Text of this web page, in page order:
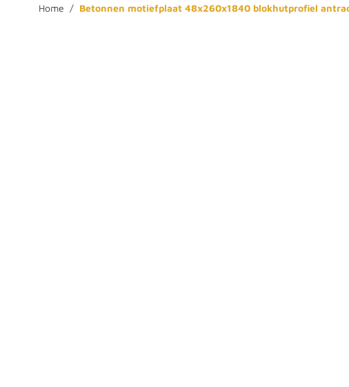
Home / Betonnen motiefplaat 48x260x1840 blokhutprofiel
Betonnen motiefplaat